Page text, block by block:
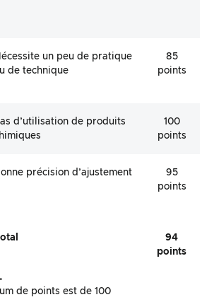
un peu de pratique
de technique
85
points
d’utilisation de produits
100
points
précision d’ajustement
95
points
94
points
de points est de 100